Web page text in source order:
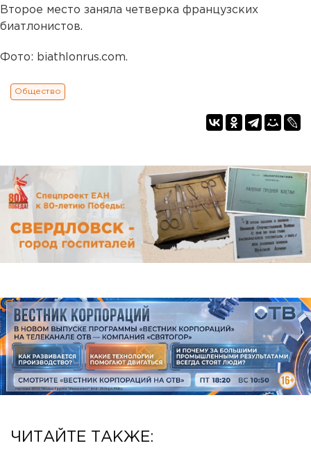
Второе место заняла четверка французских
биатлонистов.
Фото: biathlonrus.com.
Общество
ЧИТАЙТЕ ТАКЖЕ: